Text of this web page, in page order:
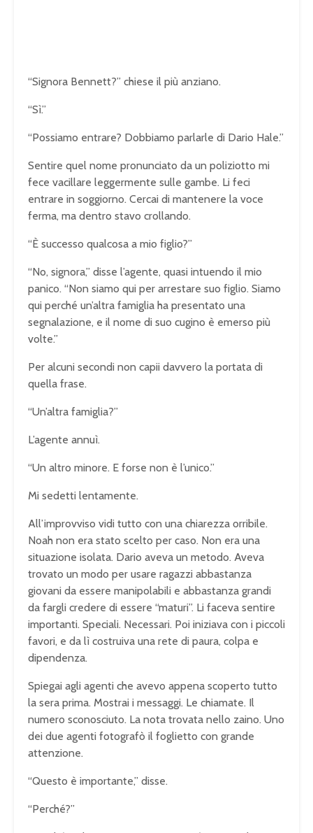
“Signora Bennett?” chiese il più anziano.
“Sì.”
“Possiamo entrare? Dobbiamo parlarle di Dario Hale.”
Sentire quel nome pronunciato da un poliziotto mi
fece vacillare leggermente sulle gambe. Li feci
entrare in soggiorno. Cercai di mantenere la voce
ferma, ma dentro stavo crollando.
“È successo qualcosa a mio figlio?”
“No, signora,” disse l’agente, quasi intuendo il mio
panico. “Non siamo qui per arrestare suo figlio. Siamo
qui perché un’altra famiglia ha presentato una
segnalazione, e il nome di suo cugino è emerso più
volte.”
Per alcuni secondi non capii davvero la portata di
quella frase.
“Un’altra famiglia?”
L’agente annuì.
“Un altro minore. E forse non è l’unico.”
Mi sedetti lentamente.
All’improvviso vidi tutto con una chiarezza orribile.
Noah non era stato scelto per caso. Non era una
situazione isolata. Dario aveva un metodo. Aveva
trovato un modo per usare ragazzi abbastanza
giovani da essere manipolabili e abbastanza grandi
da fargli credere di essere “maturi”. Li faceva sentire
importanti. Speciali. Necessari. Poi iniziava con i piccoli
favori, e da lì costruiva una rete di paura, colpa e
dipendenza.
Spiegai agli agenti che avevo appena scoperto tutto
la sera prima. Mostrai i messaggi. Le chiamate. Il
numero sconosciuto. La nota trovata nello zaino. Uno
dei due agenti fotografò il foglietto con grande
attenzione.
“Questo è importante,” disse.
“Perché?”